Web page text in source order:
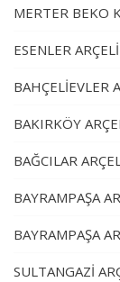
MERTER BEKO
ESENLER
BAHÇELİEVLER
BAKIRKÖY
BAĞCILAR
BAYRAMPAŞA
BAYRAMPAŞA
SULTANGAZİ